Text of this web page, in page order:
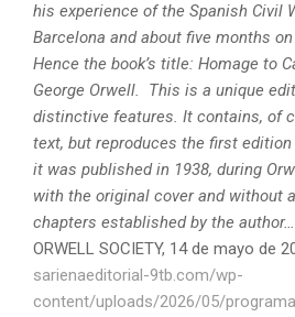
his experience of the Spanish Civil
Barcelona and about five months
Hence the book’s title: Homage to
George Orwell.
This is a unique
distinctive features. It contains, of
text, but reproduces the first
it was published in 1938, during
with the original cover and without
chapters established by the author…
ORWELL SOCIETY, 14 de mayo de
sarienaeditorial-9tb.com/wp-
content/uploads/2026/05/